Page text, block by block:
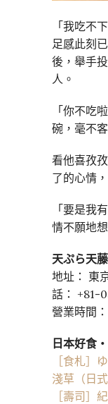
「我吃不
足感此刻
後，舉手
人。
「你不吃
碗，毫不
看他喜孜
了的心情
「要是我
情不願地
天ぷら天藤
地址： 東
話： +81-
營業時間
日本好食
［食札］
淺草（日
［壽司］